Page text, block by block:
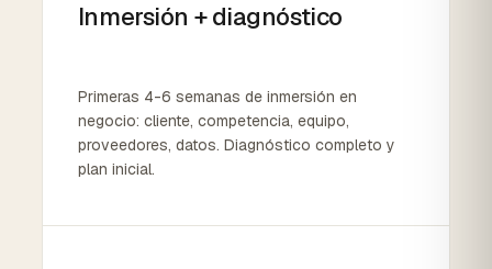
Inmersión + diagnóstico
Primeras 4-6 semanas de inmersión en
negocio: cliente, competencia, equipo,
proveedores, datos. Diagnóstico completo y
plan inicial.